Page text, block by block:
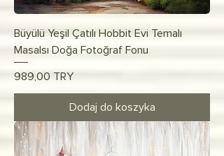
Büyülü Yeşil Çatılı Hobbit Evi Temalı
Masalsı Doğa Fotoğraf Fonu
Cena
989,00 TRY
Dodaj do koszyka